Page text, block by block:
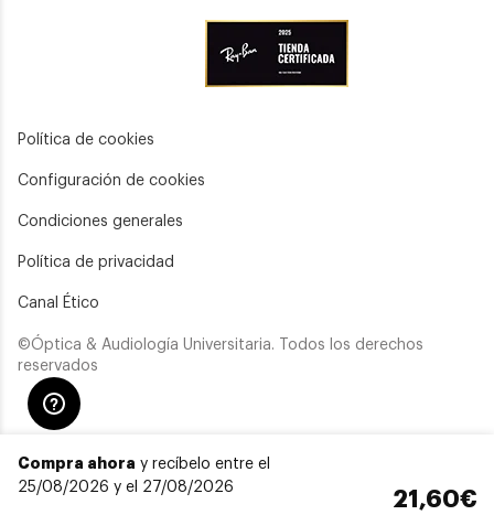
Compra ahora y recíbelo entre el
25/08/2026 y el 27/08/2026
21,60€
Política de cookies
Configuración de cookies
Condiciones generales
Política de privacidad
Canal Ético
©Óptica & Audiología Universitaria. Todos los derechos
reservados